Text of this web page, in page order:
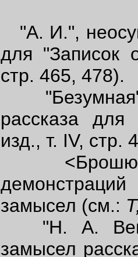
"А. И.",
для "Записок
стр. 465, 478).
"Безумная",
рассказа для
изд., т. IV, стр.
<Брошюра
замысел (см.:
"Н. А.
замысел